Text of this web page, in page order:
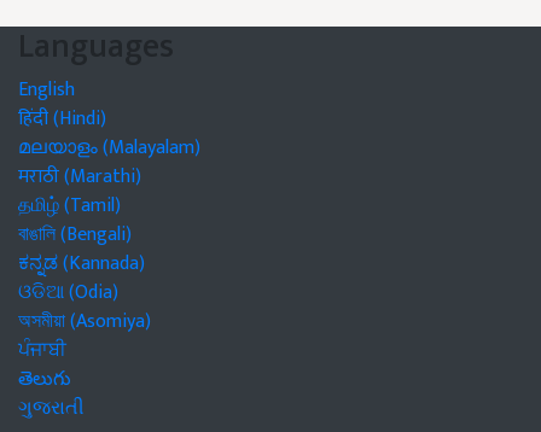
Languages
English
हिंदी (Hindi)
മലയാളം (Malayalam)
मराठी (Marathi)
தமிழ் (Tamil)
বাঙালি (Bengali)
ಕನ್ನಡ (Kannada)
ଓଡିଆ (Odia)
অসমীয়া (Asomiya)
ਪੰਜਾਬੀ
తెలుగు
ગુજરાતી